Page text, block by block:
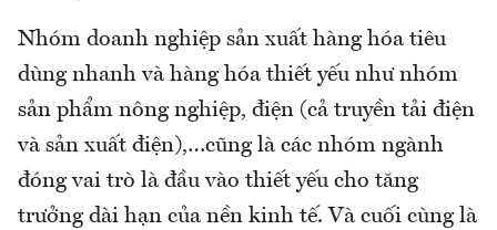
Nhóm doanh nghiệp sản xuất hàng hóa tiêu
dùng nhanh và hàng hóa thiết yếu như nhóm
sản phẩm nông nghiệp, điện (cả truyền tải điện
và sản xuất điện),…cũng là các nhóm ngành
đóng vai trò là đầu vào thiết yếu cho tăng
trưởng dài hạn của nền kinh tế. Và cuối cùng là